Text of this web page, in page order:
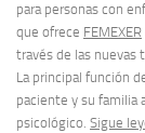
para personas con
que ofrece FEMEXER
través de las nuevas
La principal función
paciente y su familia
psicológico. Sigue